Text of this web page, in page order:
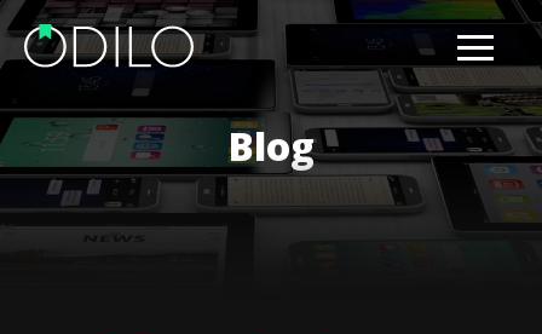
Blog